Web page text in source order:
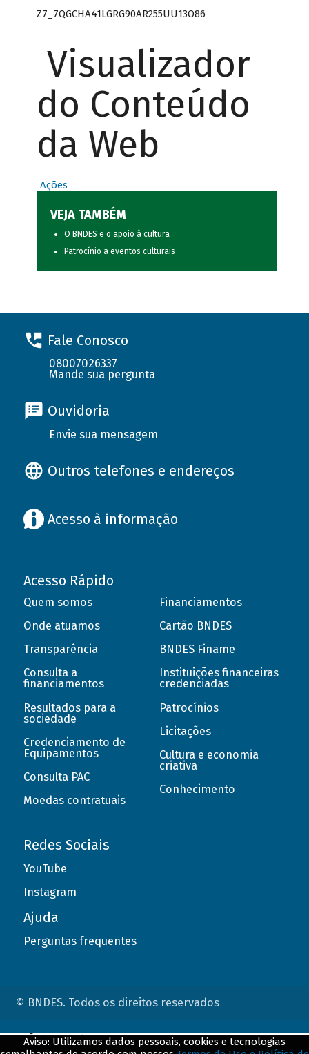
Z7_7QGCHA41LGRG90AR255UU13O86
Visualizador
do Conteúdo
da Web
Ações
VEJA TAMBÉM
O BNDES e o apoio à cultura
Patrocínio a eventos culturais
Fale Conosco
08007026337
Mande sua pergunta
Ouvidoria
Envie sua mensagem
Outros telefones e endereços
Acesso à informação
Acesso Rápido
Quem somos
Onde atuamos
Transparência
Consulta a
financiamentos
Resultados para a
sociedade
Credenciamento de
Equipamentos
Consulta PAC
Moedas contratuais
Financiamentos
Cartão BNDES
BNDES Finame
Instituições financeiras
credenciadas
Patrocínios
Licitações
Cultura e economia
criativa
Conhecimento
Redes Sociais
YouTube
Instagram
Ajuda
Perguntas frequentes
© BNDES. Todos os direitos reservados
Aviso: Utilizamos dados pessoais, cookies e tecnologias
ConteÃºdo complementar